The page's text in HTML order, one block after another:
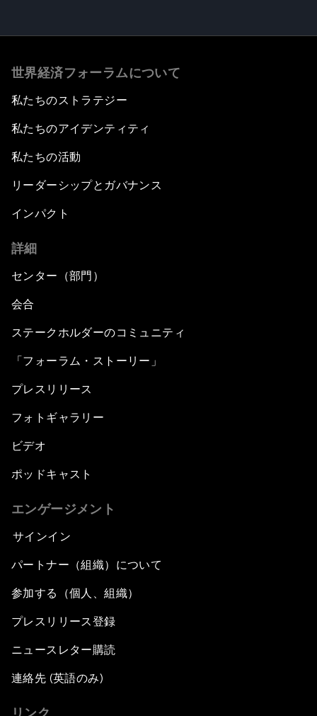
世界経済フォーラムについて
私たちのストラテジー
私たちのアイデンティティ
私たちの活動
リーダーシップとガバナンス
インパクト
詳細
センター（部門）
会合
ステークホルダーのコミュニティ
「フォーラム・ストーリー」
プレスリリース
フォトギャラリー
ビデオ
ポッドキャスト
エンゲージメント
サインイン
パートナー（組織）について
参加する（個人、組織）
プレスリリース登録
ニュースレター購読
連絡先 (英語のみ)
リンク